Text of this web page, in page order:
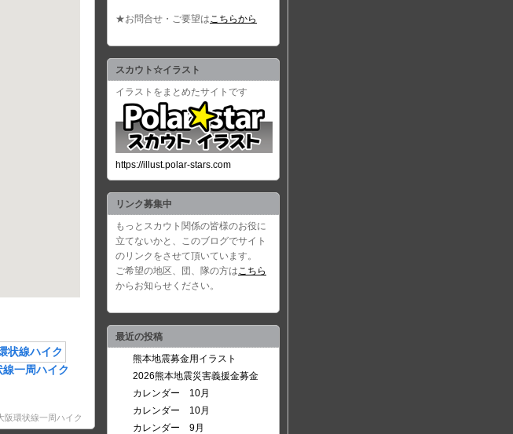
線一周ハイク
阪環状線一周ハイク
★お問合せ・ご要望はこちらから
スカウト☆イラスト
イラストをまとめたサイトです
https://illust.polar-stars.com
リンク募集中
もっとスカウト関係の皆様のお役に
立てないかと、このブログでサイト
のリンクをさせて頂いています。
ご希望の地区、団、隊の方はこちら
からお知らせください。
最近の投稿
熊本地震募金用イラスト
2026熊本地震災害義援金募金
カレンダー 10月
カレンダー 10月
カレンダー 9月